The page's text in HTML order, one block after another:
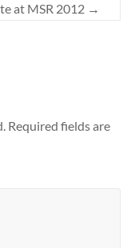
at MSR 2012 →
Required fields are